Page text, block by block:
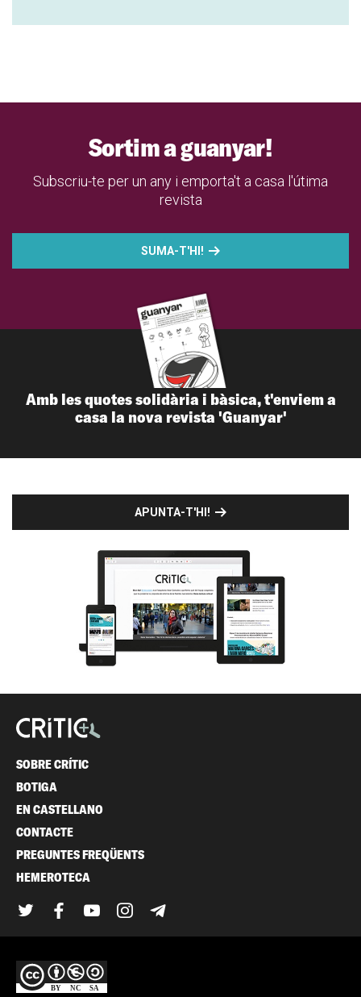
Sortim a guanyar!
Subscriu-te per un any i emporta't a casa l'útima
revista
SUMA-T'HI!
Amb les quotes solidària i bàsica, t'enviem a
casa la nova revista 'Guanyar'
APUNTA-T'HI!
SOBRE CRÍTIC
BOTIGA
EN CASTELLANO
CONTACTE
PREGUNTES FREQÜENTS
HEMEROTECA
TwitterFacebook
YouTubeInstagram